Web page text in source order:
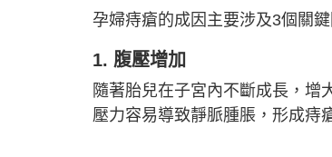
孕婦痔瘡的成因主要涉及3個關
1. 腹壓增加
隨著胎兒在子宮內不斷成長，增
壓力容易導致靜脈腫脹，形成痔